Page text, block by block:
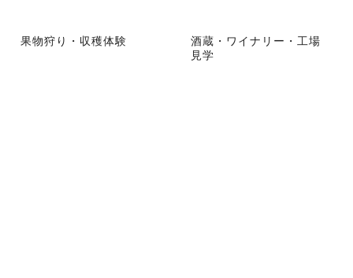
果物狩り・収穫体験
酒蔵・ワイナリー・工場
見学